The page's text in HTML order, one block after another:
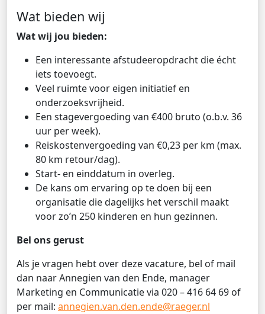
Wat bieden wij
Wat wij jou bieden:
Een interessante afstudeeropdracht die écht
iets toevoegt.
Veel ruimte voor eigen initiatief en
onderzoeksvrijheid.
Een stagevergoeding van €400 bruto (o.b.v. 36
uur per week).
Reiskostenvergoeding van €0,23 per km (max.
80 km retour/dag).
Start- en einddatum in overleg.
De kans om ervaring op te doen bij een
organisatie die dagelijks het verschil maakt
voor zo’n 250 kinderen en hun gezinnen.
Bel ons gerust
Als je vragen hebt over deze vacature, bel of mail
dan naar Annegien van den Ende, manager
Marketing en Communicatie via 020 – 416 64 69 of
per mail: annegien.van.den.ende@raeger.nl